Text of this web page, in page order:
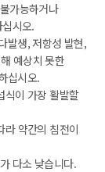
가능하거나
시오.
발생, 저항성 발현,
예상치 못한
십시오.
식이 가장 활발할
라 약간의 침전이
다소 낮습니다.